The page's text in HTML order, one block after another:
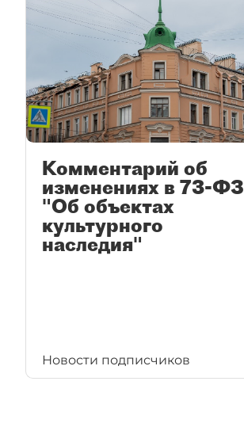
Комментарий об
изменениях в 73-ФЗ
"Об объектах
культурного
наследия"
Новости подписчиков